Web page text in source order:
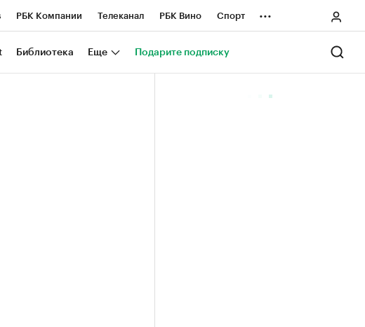
РБК Компании Телеканал РБК Вино Спорт
Национальные проекты Город
...
Библиотека Еще Подарите подписку